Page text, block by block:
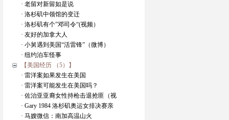
· 老留对新留如是说
· 洛杉矶中领馆的变迁
· 洛杉矶有个”邓司令“(视频）
· 友好的加拿大人
· 小舅遇到美国“活雷锋”（微博）
· 纽约泊车怪事
【美国经历 （5）】
· 雷洋案如果发生在美国
· 雷洋案可能发生在美国吗？
· 佐治亚亚裔女性持枪击退抢匪（视
· Gary 1984 洛杉矶奥运女排决赛亲
· 马嫂微信：南加高温山火